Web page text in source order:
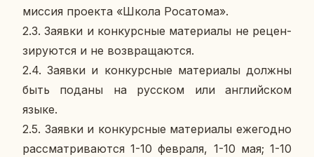
мис­сия про­ек­та «Школа Ро­са­то­ма».
2.3. Заявки и кон­курс­ные ма­те­ри­а­лы не ре­цен­
зи­ру­ют­ся и не воз­вра­ща­ют­ся.
2.4. Заявки и кон­курс­ные ма­те­ри­а­лы должны
быть поданы на рус­ском или ан­глий­ском
языке.
2.5. Заявки и кон­курс­ные ма­те­ри­а­лы еже­год­но
рас­смат­ри­ва­ют­ся 1-10 фев­ра­ля, 1-10 мая; 1-10